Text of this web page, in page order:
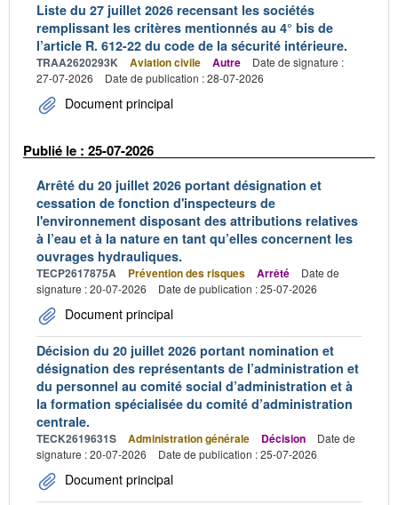
Liste du 27 juillet 2026 recensant les sociétés
remplissant les critères mentionnés au 4° bis de
l’article R. 612-22 du code de la sécurité intérieure.
TRAA2620293K Aviation civile Autre
Date de signature :
27-07-2026
Date de publication : 28-07-2026
Document principal
Publié le : 25-07-2026
Arrêté du 20 juillet 2026 portant désignation et
cessation de fonction d'inspecteurs de
l'environnement disposant des attributions relatives
à l’eau et à la nature en tant qu’elles concernent les
ouvrages hydrauliques.
TECP2617875A Prévention des risques Arrêté
Date de
signature : 20-07-2026
Date de publication : 25-07-2026
Document principal
Décision du 20 juillet 2026 portant nomination et
désignation des représentants de l’administration et
du personnel au comité social d’administration et à
la formation spécialisée du comité d’administration
centrale.
TECK2619631S Administration générale Décision
Date de
signature : 20-07-2026
Date de publication : 25-07-2026
Document principal